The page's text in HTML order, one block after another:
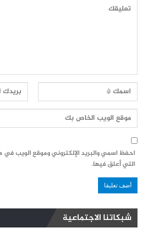
احفظ اسمي والبريد الإلكتروني وموقع الويب في
التي أعلق فيها.
شبكاتنا الاجتماعية